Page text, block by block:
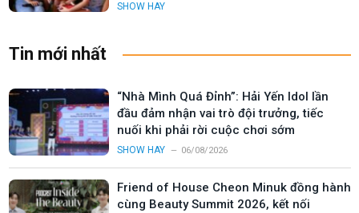
SHOW HAY
Tin mới nhất
“Nhà Mình Quá Đỉnh”: Hải Yến Idol lần
đầu đảm nhận vai trò đội trưởng, tiếc
nuối khi phải rời cuộc chơi sớm
SHOW HAY 06/08/2026
Friend of House Cheon Minuk đồng hành
cùng Beauty Summit 2026, kết nối